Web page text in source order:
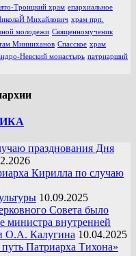
Троицкий храм епархиальное
Михайлович храм прп.
молодежи Священномученик
Минниханов Спасское храм
Невский монастырь патриарший
празднования Дня
Кирилла по случаю
10.09.2025
Совета было
министра внутренней
О.А. Калугина 10.04.2025
Патриарха Тихона»